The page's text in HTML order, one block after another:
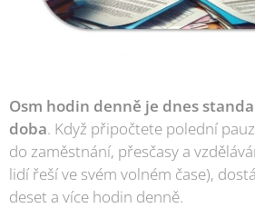
Osm hodin denně je dnes
doba. Když připočtete polední
do zaměstnání, přesčasy a
lidí řeší ve svém volném čase),
deset a více hodin denně.